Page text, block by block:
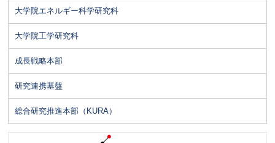
大学院エネルギー科学研究科
大学院工学研究科
成長戦略本部
研究連携基盤
総合研究推進本部（KURA）